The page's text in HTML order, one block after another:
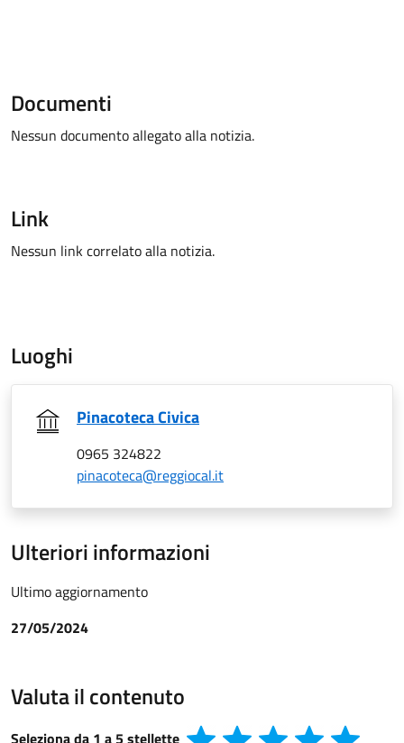
Documenti
Nessun documento allegato alla notizia.
Link
Nessun link correlato alla notizia.
Luoghi
Pinacoteca Civica
0965 324822
pinacoteca@reggiocal.it
Ulteriori informazioni
Ultimo aggiornamento
27/05/2024
Valuta il contenuto
Seleziona da 1 a 5 stellette